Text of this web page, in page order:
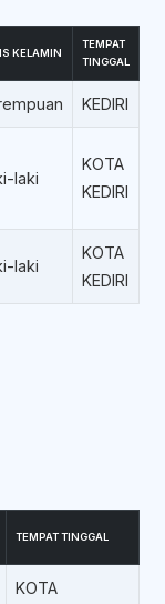
KELAMIN
TEMPAT
TINGGAL
KEDIRI
laki
KOTA
KEDIRI
laki
KOTA
KEDIRI
TEMPAT TINGGAL
KOTA